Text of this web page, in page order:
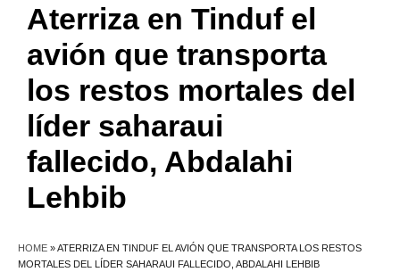
Aterriza en Tinduf el
avión que transporta
los restos mortales del
líder saharaui
fallecido, Abdalahi
Lehbib
HOME »ATERRIZA EN TINDUF EL AVIÓN QUE TRANSPORTA LOS RESTOS
MORTALES DEL LÍDER SAHARAUI FALLECIDO, ABDALAHI LEHBIB